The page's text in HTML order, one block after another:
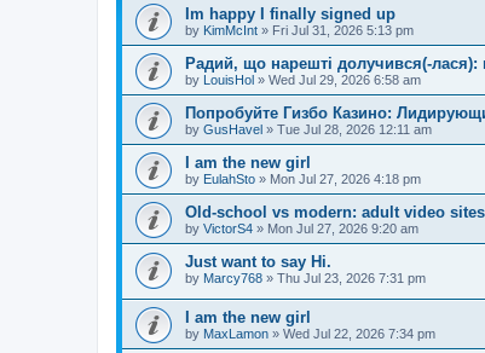
Im happy I finally signed up
by KimMcInt » Fri Jul 31, 2026 5:13 pm
Радий, що нарешті долучився(-лася):
by LouisHol » Wed Jul 29, 2026 6:58 am
Попробуйте Гизбо Казино:
by GusHavel » Tue Jul 28, 2026 12:11 am
I am the new girl
by EulahSto » Mon Jul 27, 2026 4:18 pm
Old-school vs modern: adult video
by VictorS4 » Mon Jul 27, 2026 9:20 am
Just want to say Hi.
by Marcy768 » Thu Jul 23, 2026 7:31 pm
I am the new girl
by MaxLamon » Wed Jul 22, 2026 7:34 pm